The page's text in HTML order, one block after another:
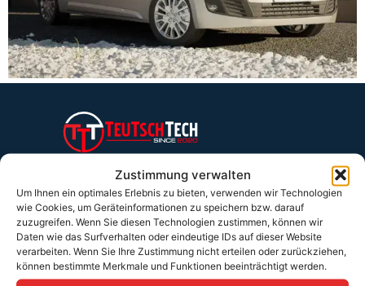
Zustimmung verwalten
Um Ihnen ein optimales Erlebnis zu bieten, verwenden wir Technologien
wie Cookies, um Geräteinformationen zu speichern bzw. darauf
zuzugreifen. Wenn Sie diesen Technologien zustimmen, können wir
Daten wie das Surfverhalten oder eindeutige IDs auf dieser Website
verarbeiten. Wenn Sie Ihre Zustimmung nicht erteilen oder zurückziehen,
können bestimmte Merkmale und Funktionen beeinträchtigt werden.
Teutschtech ist ein Komplettanbieter im Bereich der E-Mobilität und
erneuerbaren Energien. Auf unserer Homepage findest du eine ausführliche
Übersicht über unsere Produkte und Dienstleistungen.
Service & Hilfe
Kontakt